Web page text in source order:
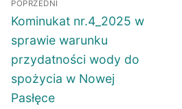
wpisu
POPRZEDNI
Poprzedni
wpis:
Kominukat nr.4_2025 w
sprawie warunku
przydatności wody do
spożycia w Nowej
Pasłęce